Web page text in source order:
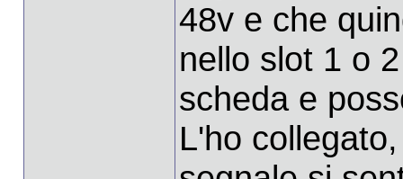
48v e che
nello slot 1 o
scheda e
L'ho